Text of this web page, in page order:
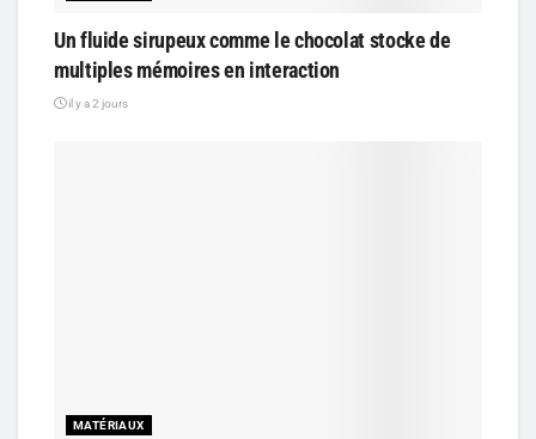
Un fluide sirupeux comme le chocolat stocke de
multiples mémoires en interaction
il y a 2 jours
MATÉRIAUX